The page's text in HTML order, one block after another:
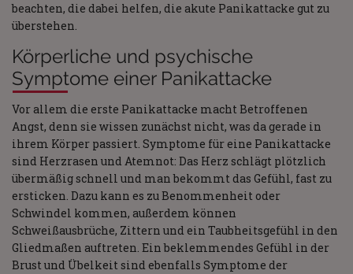
beachten, die dabei helfen, die akute Panikattacke gut zu
überstehen.
Körperliche und psychische
Symptome einer Panikattacke
Vor allem die erste Panikattacke macht Betroffenen
Angst, denn sie wissen zunächst nicht, was da gerade in
ihrem Körper passiert. Symptome für eine Panikattacke
sind Herzrasen und Atemnot: Das Herz schlägt plötzlich
übermäßig schnell und man bekommt das Gefühl, fast zu
ersticken. Dazu kann es zu Benommenheit oder
Schwindel kommen, außerdem können
Schweißausbrüche, Zittern und ein Taubheitsgefühl in den
Gliedmaßen auftreten. Ein beklemmendes Gefühl in der
Brust und Übelkeit sind ebenfalls Symptome der